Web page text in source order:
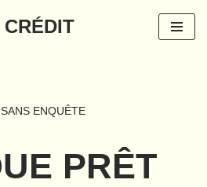
ENQUÊTE
PRÊT